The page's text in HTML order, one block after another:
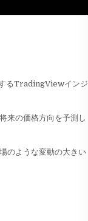
るTradingViewインジ
来の価格方向を予測し
のような変動の大きい